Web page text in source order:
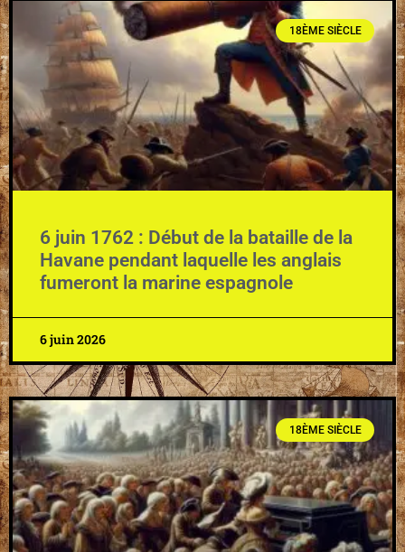
18ÈME SIÈCLE
6 juin 1762 : Début de la bataille de la
Havane pendant laquelle les anglais
fumeront la marine espagnole
6 juin 2026
18ÈME SIÈCLE